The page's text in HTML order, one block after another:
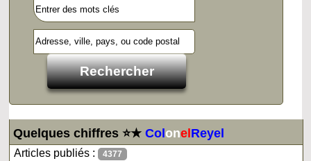
Quelques chiffres ⭐★ColonelReyel
Articles publiés : 4377